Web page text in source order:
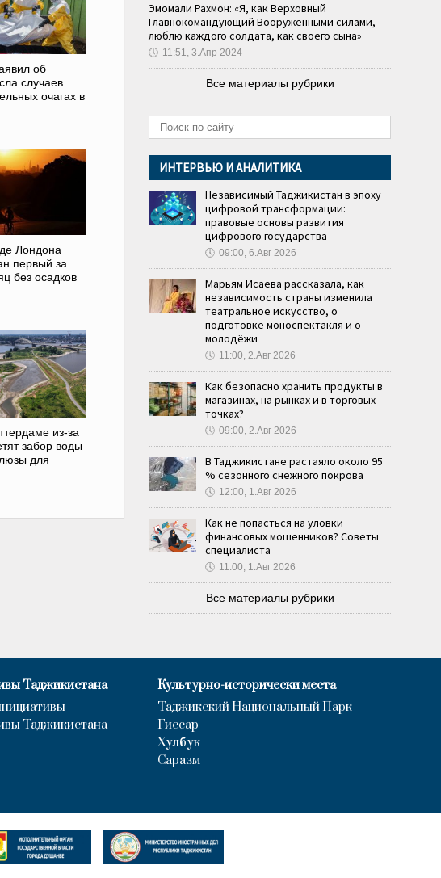
об
случаев
очагах в
Лондона
первый за
без осадков
из-за
забор воды
для
Эмомали Рахмон: «Я, как Верховный
Главнокомандующий Вооружёнными силами,
люблю каждого солдата, как своего сына»
🕔 11:51, 3.Апр 2024
Все материалы рубрики
ИНТЕРВЬЮ И АНАЛИТИКА
Независимый Таджикистан в эпоху
цифровой трансформации:
правовые основы развития
цифрового государства
🕔 09:00, 6.Авг 2026
Марьям Исаева рассказала, как
независимость страны изменила
театральное искусство, о
подготовке моноспектакля и о
молодёжи
🕔 11:00, 2.Авг 2026
Как безопасно хранить продукты в
магазинах, на рынках и в торговых
точках?
🕔 09:00, 2.Авг 2026
В Таджикистане растаяло около 95
% сезонного снежного покрова
🕔 12:00, 1.Авг 2026
Как не попасться на уловки
финансовых мошенников? Советы
специалиста
🕔 11:00, 1.Авг 2026
Все материалы рубрики
Таджикистана
Таджикистана
Культурно-исторически места
Таджикский Национальный Парк
Гиссар
Хулбук
Саразм